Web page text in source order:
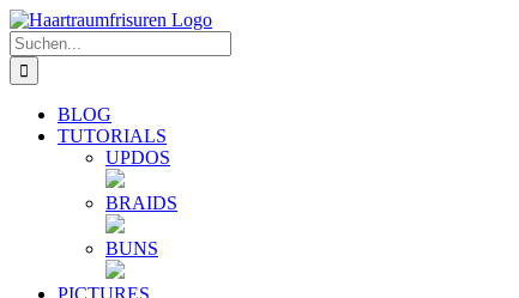
Zum
Inhalt
springen
E-
Mail
YouTube
Instagram
Facebook
Twitter
Suche
nach:
BLOG
TUTORIALS
UPDOS
BRAIDS
BUNS
PICTURES